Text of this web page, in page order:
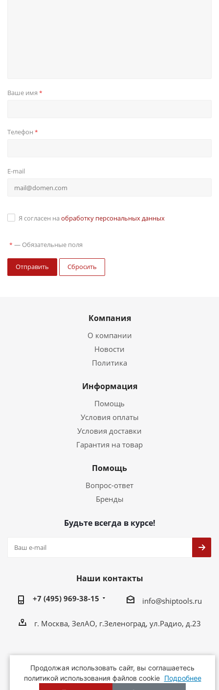
Ваше имя *
Телефон *
E-mail
Я согласен на обработку персональных данных
* — Обязательные поля
Отправить Сбросить
Компания
О компании
Новости
Политика
Информация
Помощь
Условия оплаты
Условия доставки
Гарантия на товар
Помощь
Вопрос-ответ
Бренды
Будьте всегда в курсе!
Наши контакты
+7 (495) 969-38-15 info@shiptools.ru
г. Москва, ЗелАО, г.Зеленоград, ул.Радио, д.23
2026 © ShipTools - ручной инструмент оптом
Продолжая использовать сайт, вы соглашаетесь
политикой использования файлов cookie Подробнее